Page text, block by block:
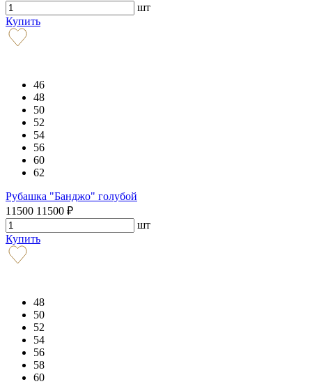
шт
Купить
46
48
50
52
54
56
60
62
Рубашка "Банджо" голубой
11500 11500 ₽
шт
Купить
48
50
52
54
56
58
60